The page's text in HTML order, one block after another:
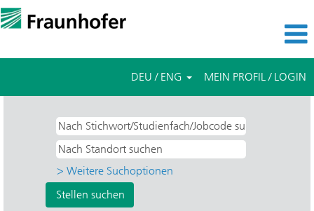
DEU / ENG MEIN PROFIL / LOGIN
> Weitere Suchoptionen